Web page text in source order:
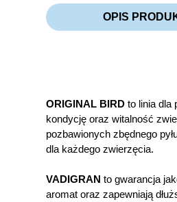
OPIS
ORIGINAL BIRD to linia dla
kondycję oraz witalność
pozbawionych zbędnego
dla każdego zwierzęcia.
VADIGRAN to gwarancja
aromat oraz zapewniają